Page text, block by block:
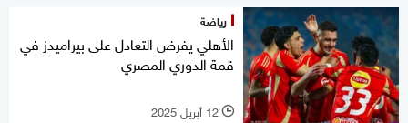
رياضة
الأهلي يفرض التعادل على بيراميدز في
قمة الدوري المصري
l 12 أبريل 2025